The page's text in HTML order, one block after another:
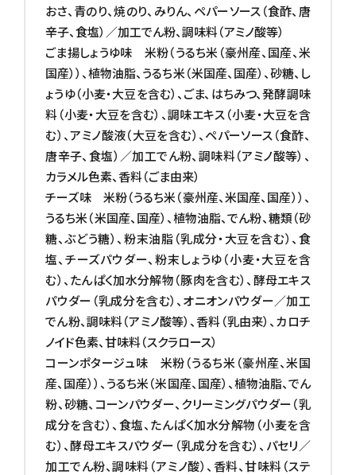
おさ、青のり、焼のり、みりん、ペパーソース（食酢、唐
辛子、食塩）／加工でん粉、調味料（アミノ酸等）
ごま揚しょうゆ味 米粉（うるち米（豪州産、国産、米
国産））、植物油脂、うるち米（米国産、国産）、砂糖、し
ょうゆ（小麦・大豆を含む）、ごま、はちみつ、発酵調味
料（小麦・大豆を含む）、調味エキス（小麦・大豆を含
む）、アミノ酸液（大豆を含む）、ペパーソース（食酢、
唐辛子、食塩）／加工でん粉、調味料（アミノ酸等）、
カラメル色素、香料（ごま由来）
チーズ味 米粉（うるち米（豪州産、米国産、国産））、
うるち米（米国産、国産）、植物油脂、でん粉、糖類（砂
糖、ぶどう糖）、粉末油脂（乳成分・大豆を含む）、食
塩、チーズパウダー、粉末しょうゆ（小麦・大豆を含
む）、たんぱく加水分解物（豚肉を含む）、酵母エキス
パウダー（乳成分を含む）、オニオンパウダー／加工
でん粉、調味料（アミノ酸等）、香料（乳由来）、カロチ
ノイド色素、甘味料（スクラロース）
コーンポタージュ味 米粉（うるち米（豪州産、米国
産、国産））、うるち米（米国産、国産）、植物油脂、でん
粉、砂糖、コーンパウダー、クリーミングパウダー（乳
成分を含む）、食塩、たんぱく加水分解物（小麦を含
む）、酵母エキスパウダー（乳成分を含む）、パセリ／
加工でん粉、調味料（アミノ酸）、香料、甘味料（ステ